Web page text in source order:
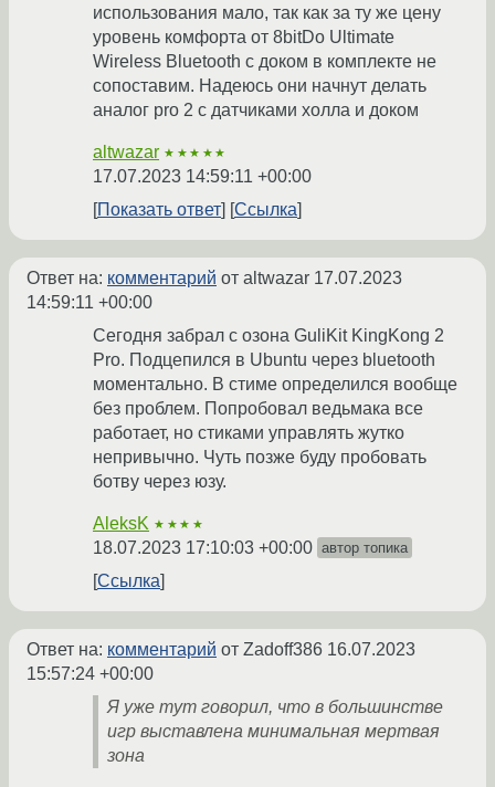
использования мало, так как за ту же цену
уровень комфорта от 8bitDo Ultimate
Wireless Bluetooth с доком в комплекте не
сопоставим. Надеюсь они начнут делать
аналог pro 2 с датчиками холла и доком
altwazar ★★★★★
17.07.2023 14:59:11 +00:00
Показать ответ
Ссылка
Ответ на: комментарий от altwazar 17.07.2023
14:59:11 +00:00
Сегодня забрал с озона GuliKit KingKong 2
Pro. Подцепился в Ubuntu через bluetooth
моментально. В стиме определился вообще
без проблем. Попробовал ведьмака все
работает, но стиками управлять жутко
непривычно. Чуть позже буду пробовать
ботву через юзу.
AleksK ★★★★
18.07.2023 17:10:03 +00:00 автор топика
Ссылка
Ответ на: комментарий от Zadoff386 16.07.2023
15:57:24 +00:00
Я уже тут говорил, что в большинстве
игр выставлена минимальная мертвая
зона